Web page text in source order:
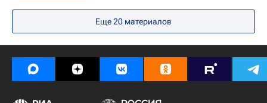
Космос - РИА Наука
Весь мир
Европа
Еще20 материалов